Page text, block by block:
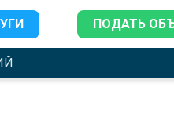
ПОДАТЬ